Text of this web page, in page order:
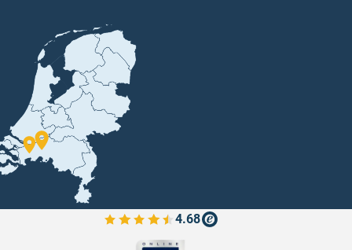
4.68
Bekijk de verfplaza beoordelingen